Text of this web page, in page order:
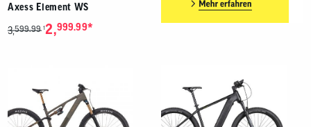
Axess Element WS
3,599.99 12,999.99*